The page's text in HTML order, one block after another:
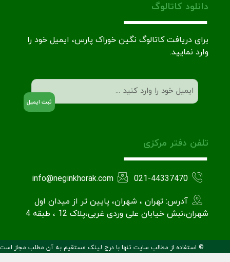
دانلود کاتالوگ
برای دریافت کاتالوگ نگین خوراک پارس، ایمیل خود را
وارد نمایید.
تلفن دفتر مرکزی
021-44337470
info@neginkhorak.com
آدرس: تهران ، شهران، پایین تر از میدان اول
شهران،نبش خیابان علی وردی غربی،پلاک 12 ، طبقه 4
© استفاده از مطالب سایت تنها با درج لینک مستقیم به آن مطلب مجاز